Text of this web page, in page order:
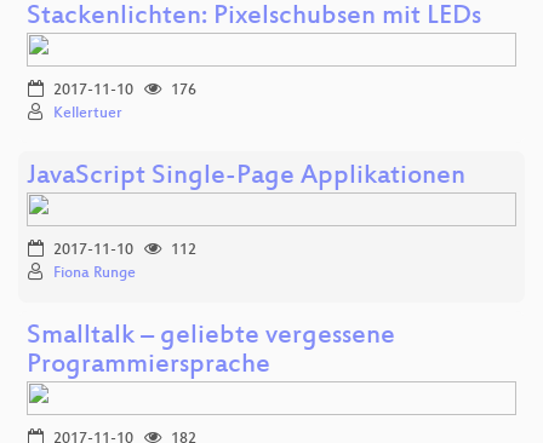
Stackenlichten: Pixelschubsen mit LEDs
2017-11-10
176
Kellertuer
JavaScript Single-Page Applikationen
2017-11-10
112
Fiona Runge
Smalltalk – geliebte vergessene
Programmiersprache
2017-11-10 182